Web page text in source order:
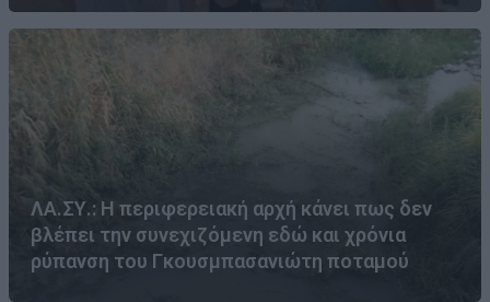
ΛΑ.ΣΥ.: Η περιφερειακή αρχή κάνει πως δεν
βλέπει την συνεχιζόμενη εδώ και χρόνια
ρύπανση του Γκουσμπασανιώτη ποταμού